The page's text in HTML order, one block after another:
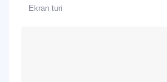
Ekran turi